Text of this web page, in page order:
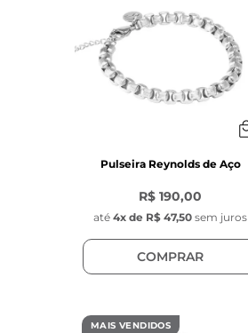
Pulseira Reynolds de Aço
R$ 190,00
até 4x de R$ 47,50 sem juros
COMPRAR
MAIS VENDIDOS